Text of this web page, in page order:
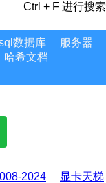
Ctrl + F 进行搜索
数据库
服务器
哈希文档
2024
显卡天梯